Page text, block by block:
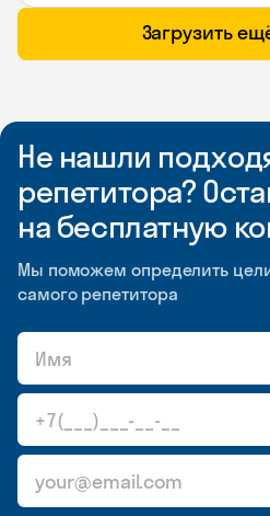
Загрузить
Не нашли
репетитора?
на бесплатную
Мы поможем определить
самого репетитора